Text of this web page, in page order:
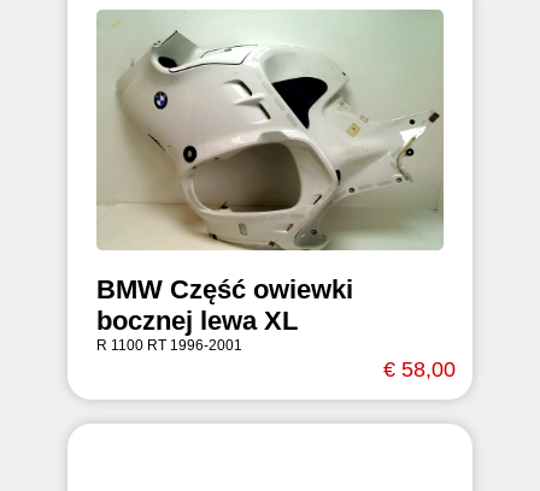
BMW Część owiewki
bocznej lewa XL
R 1100 RT 1996-2001
€ 58,00